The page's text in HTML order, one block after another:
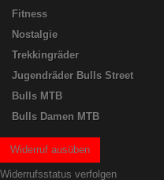
Fitness
Nostalgie
Trekkingräder
Jugendräder Bulls Street
Bulls MTB
Bulls Damen MTB
Widerruf ausüben
Widerrufsstatus verfolgen